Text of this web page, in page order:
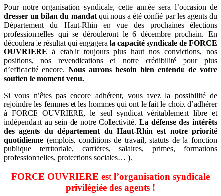
Pour notre organisation syndicale, cette année sera l’occasion de
dresser un bilan du mandatqui nous a été confié par les agents du
Département du Haut-Rhin en vue des prochaines élections
professionnelles qui se dérouleront le 6 décembre prochain. En
découlera le résultat qui engagera la capacité syndicale de FORCE
OUVRIERE à établir toujours plus haut nos convictions, nos
positions, nos revendications et notre crédibilité pour plus
d’efficacité encore. Nous aurons besoin bien entendu de votre
soutien le moment venu.
Si vous n’êtes pas encore adhérent, vous avez la possibilité de
rejoindre les femmes et les hommes qui ont le fait le choix d’adhérer
à FORCE OUVRIERE, le seul syndicat véritablement libre et
indépendant au sein de notre Collectivité. La défense des intérêts
des agents du département du Haut-Rhin est notre priorité
quotidienne (emplois, conditions de travail, statuts de la fonction
publique territoriale, carrières, salaires, primes, formations
professionnelles, protections sociales… ).
FORCE OUVRIERE est l’organisation syndicale
privilégiée des agents !